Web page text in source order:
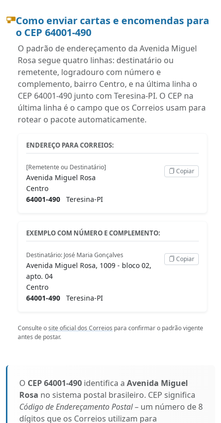
Como enviar cartas e encomendas para
o CEP 64001-490
O padrão de endereçamento da Avenida Miguel
Rosa segue quatro linhas: destinatário ou
remetente, logradouro com número e
complemento, bairro Centro, e na última linha o
CEP 64001-490 junto com Teresina-PI. O CEP na
última linha é o campo que os Correios usam para
rotear o pacote automaticamente.
ENDEREÇO PARA CORREIOS:
[Remetente ou Destinatário]
Avenida Miguel Rosa
Centro
64001-490 Teresina-PI
Copiar
EXEMPLO COM NÚMERO E COMPLEMENTO:
Destinatário: José Maria Gonçalves
Avenida Miguel Rosa, 1009 - bloco 02,
apto. 04
Centro
64001-490 Teresina-PI
Copiar
Consulte osite oficial dos Correios para confirmar o padrão vigente
antes de postar.
O CEP 64001-490 identifica a Avenida Miguel
Rosa no sistema postal brasileiro. CEP significa
Código de Endereçamento Postal– um número de 8
dígitos que os Correios utilizam para